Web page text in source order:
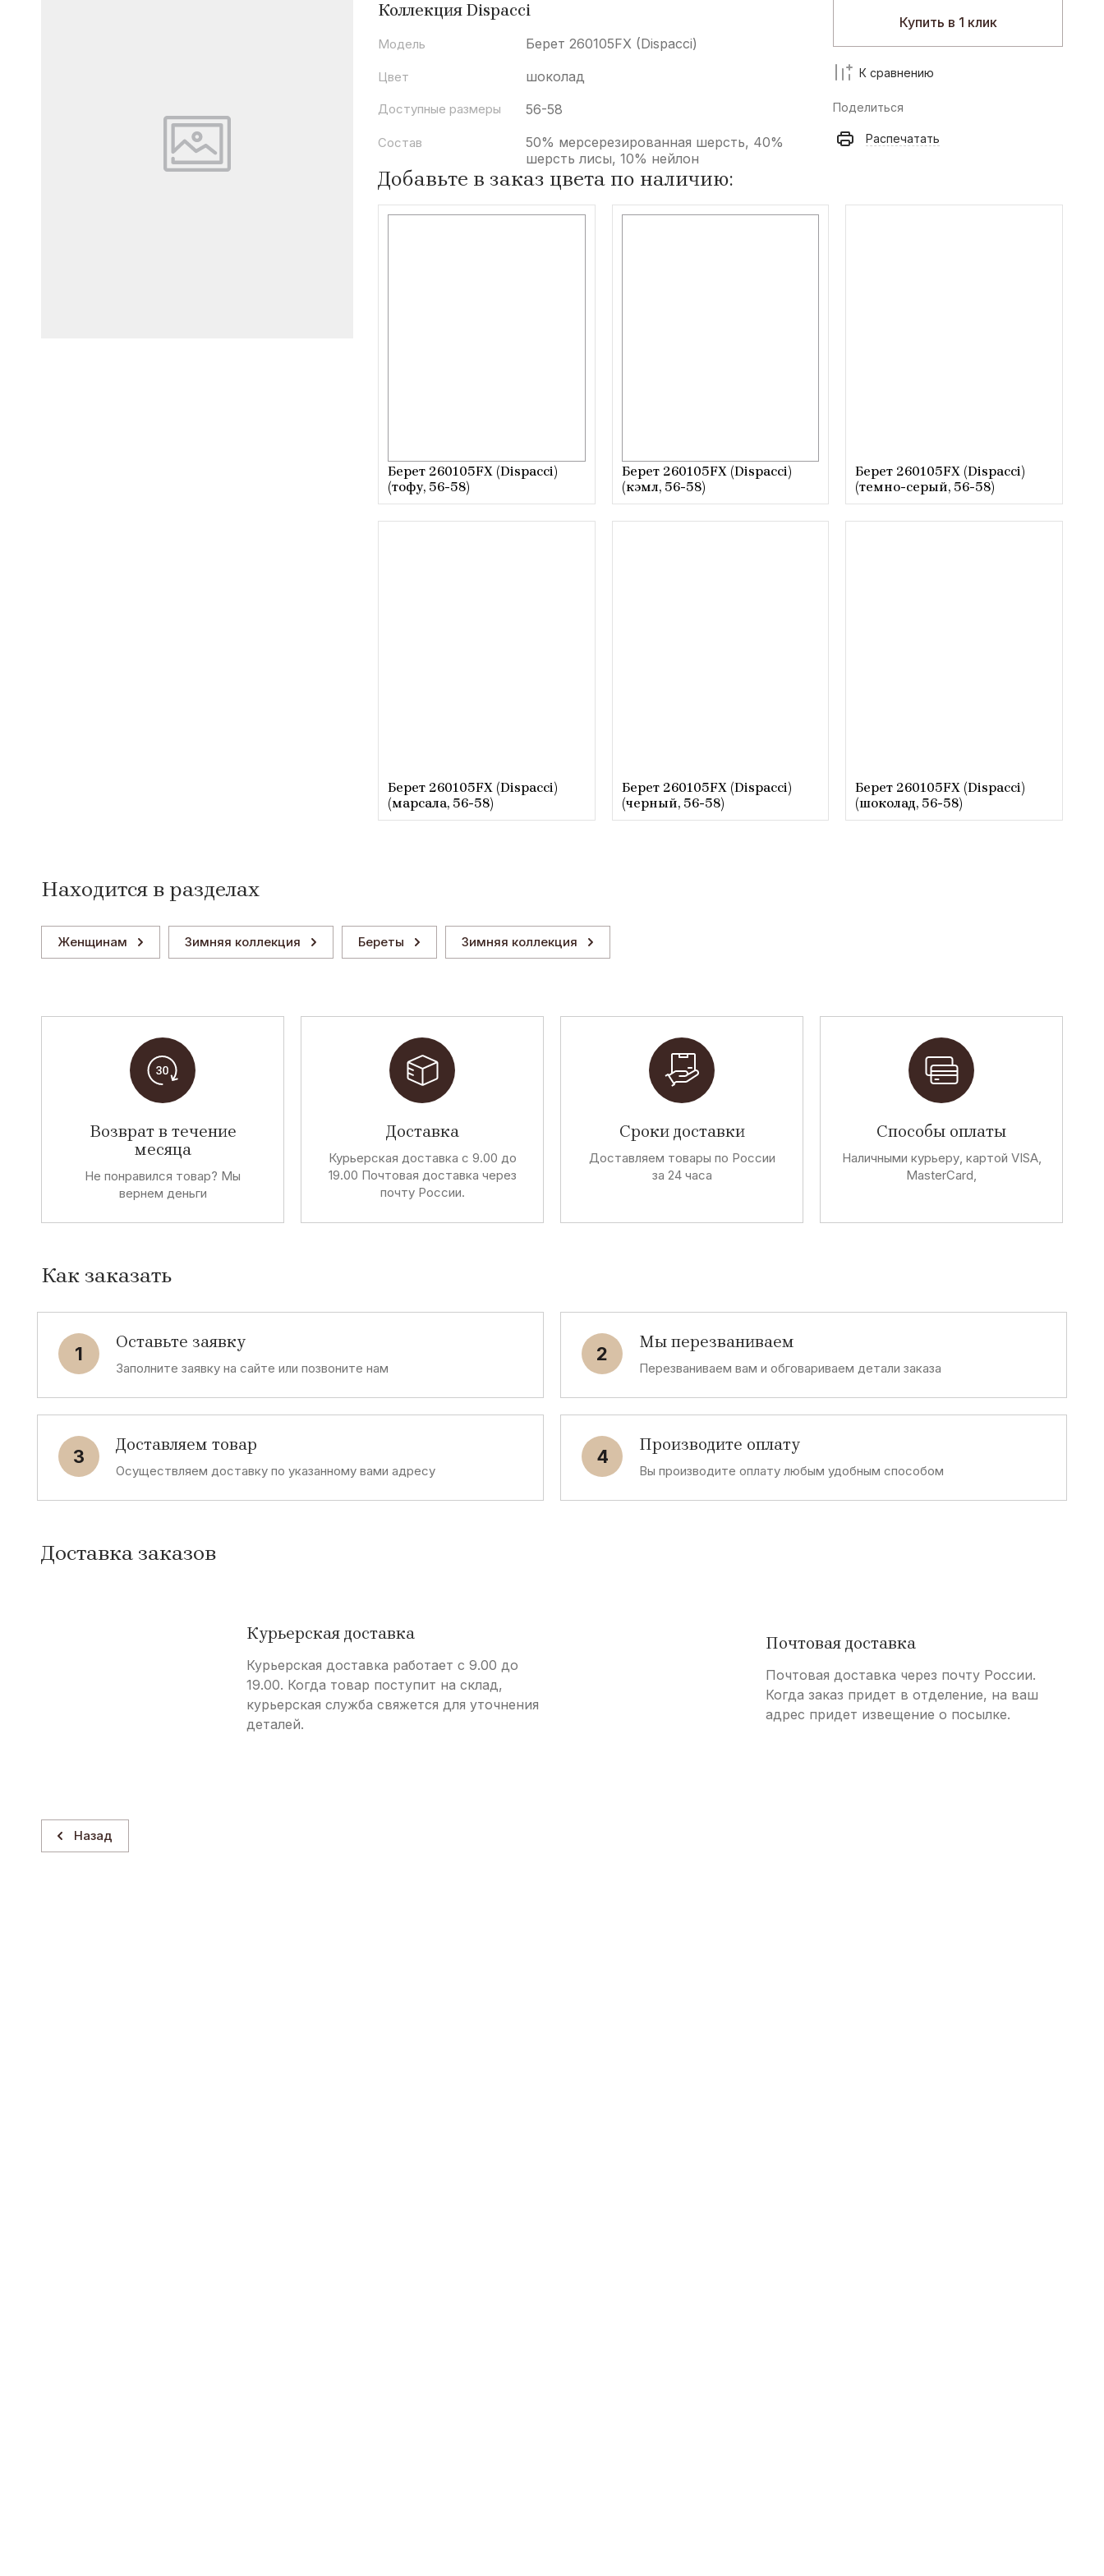
Коллекция Dispacci
Модель Берет 260105FX (Dispacci)
Цвет шоколад
Доступные размеры 56-58
Состав
50% мерсерезированная шерсть, 40%
шерсть лисы, 10% нейлон
Купить в 1 клик
К сравнению
Поделиться
Распечатать
Добавьте в заказ цвета по наличию:
Берет 260105FX (Dispacci)
(тофу, 56-58)
Берет 260105FX (Dispacci)
(кэмл, 56-58)
Берет 260105FX (Dispacci)
(темно-серый, 56-58)
Берет 260105FX (Dispacci)
(марсала, 56-58)
Берет 260105FX (Dispacci)
(черный, 56-58)
Берет 260105FX (Dispacci)
(шоколад, 56-58)
Находится в разделах
Женщинам Зимняя коллекция Береты Зимняя коллекция
Возврат в течение
месяца
Не понравился товар? Мы
вернем деньги
Доставка
Курьерская доставка с 9.00 до
19.00 Почтовая доставка через
почту России.
Сроки доставки
Доставляем товары по России
за 24 часа
Способы оплаты
Наличными курьеру, картой VISA,
MasterCard,
Как заказать
1
Оставьте заявку
Заполните заявку на сайте или позвоните нам
2
Мы перезваниваем
Перезваниваем вам и обговариваем детали заказа
3
Доставляем товар
Осуществляем доставку по указанному вами адресу
4
Производите оплату
Вы производите оплату любым удобным способом
Доставка заказов
Курьерская доставка
Курьерская доставка работает с 9.00 до
19.00. Когда товар поступит на склад,
курьерская служба свяжется для уточнения
деталей.
Почтовая доставка
Почтовая доставка через почту России.
Когда заказ придет в отделение, на ваш
адрес придет извещение о посылке.
Назад